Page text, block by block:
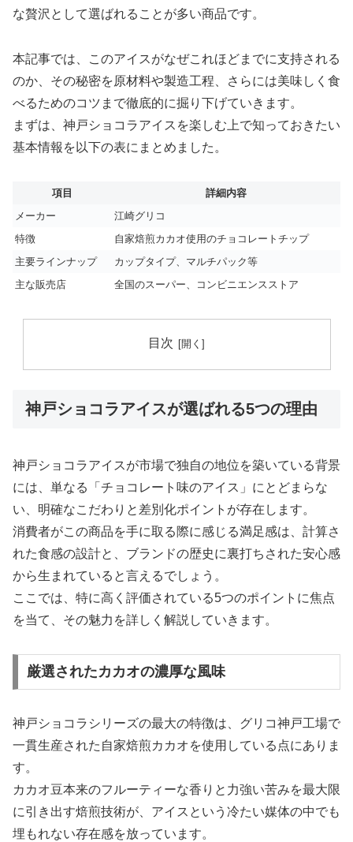
な贅沢として選ばれることが多い商品です。
本記事では、このアイスがなぜこれほどまでに支持される
のか、その秘密を原材料や製造工程、さらには美味しく食
べるためのコツまで徹底的に掘り下げていきます。
まずは、神戸ショコラアイスを楽しむ上で知っておきたい
基本情報を以下の表にまとめました。
項目
詳細内容
メーカー
江崎グリコ
特徴
自家焙煎カカオ使用のチョコレートチップ
主要ラインナップ
カップタイプ、マルチパック等
主な販売店
全国のスーパー、コンビニエンスストア
目次
神戸ショコラアイスが選ばれる5つの理由
神戸ショコラアイスが市場で独自の地位を築いている背景
には、単なる「チョコレート味のアイス」にとどまらな
い、明確なこだわりと差別化ポイントが存在します。
消費者がこの商品を手に取る際に感じる満足感は、計算さ
れた食感の設計と、ブランドの歴史に裏打ちされた安心感
から生まれていると言えるでしょう。
ここでは、特に高く評価されている5つのポイントに焦点
を当て、その魅力を詳しく解説していきます。
厳選されたカカオの濃厚な風味
神戸ショコラシリーズの最大の特徴は、グリコ神戸工場で
一貫生産された自家焙煎カカオを使用している点にありま
す。
カカオ豆本来のフルーティーな香りと力強い苦みを最大限
に引き出す焙煎技術が、アイスという冷たい媒体の中でも
埋もれない存在感を放っています。